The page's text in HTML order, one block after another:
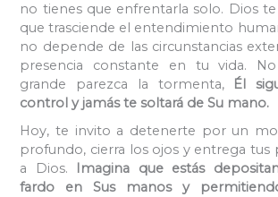
no tienes que enfrentarla solo. Dios
que trasciende el entendimiento
no depende de las circunstancias
presencia constante en tu vida.
grande parezca la tormenta, Él
control y jamás te soltará de Su mano.
Hoy, te invito a detenerte por un
profundo, cierra los ojos y entrega tus
a Dios. Imagina que estás
fardo en Sus manos y